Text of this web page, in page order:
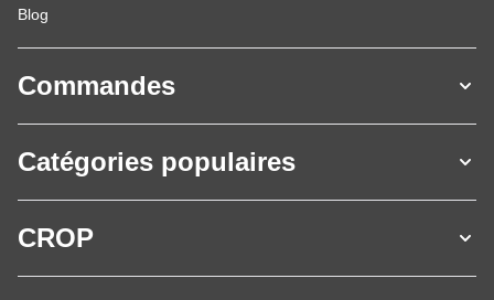
Blog
Commandes
Catégories populaires
CROP